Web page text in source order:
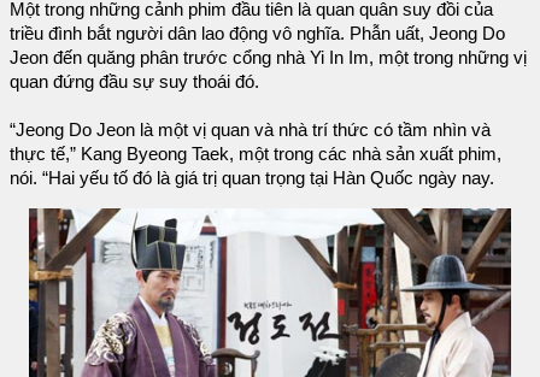
Một trong những cảnh phim đầu tiên là quan quân suy đồi của
triều đình bắt người dân lao động vô nghĩa. Phẫn uất, Jeong Do
Jeon đến quăng phân trước cổng nhà Yi In Im, một trong những vị
quan đứng đầu sự suy thoái đó.
“Jeong Do Jeon là một vị quan và nhà trí thức có tầm nhìn và
thực tế,” Kang Byeong Taek, một trong các nhà sản xuất phim,
nói. “Hai yếu tố đó là giá trị quan trọng tại Hàn Quốc ngày nay.